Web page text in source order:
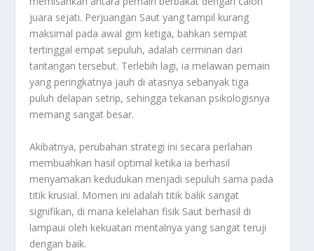
juara sejati. Perjuangan Saut yang tampil kurang
maksimal pada awal gim ketiga, bahkan sempat
tertinggal empat sepuluh, adalah cerminan dari
tantangan tersebut. Terlebih lagi, ia melawan pemain
yang peringkatnya jauh di atasnya sebanyak tiga
puluh delapan setrip, sehingga tekanan psikologisnya
memang sangat besar.
Akibatnya, perubahan strategi ini secara perlahan
membuahkan hasil optimal ketika ia berhasil
menyamakan kedudukan menjadi sepuluh sama pada
titik krusial. Momen ini adalah titik balik sangat
signifikan, di mana kelelahan fisik Saut berhasil di
lampaui oleh kekuatan mentalnya yang sangat teruji
dengan baik.